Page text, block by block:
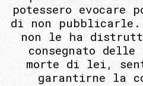
potessero evocare
di non pubblicarle.
non le ha
consegnato
morte di lei,
garantirne la